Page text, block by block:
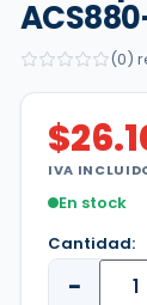
(0)
$
IVA
En stock
Cantidad:
−